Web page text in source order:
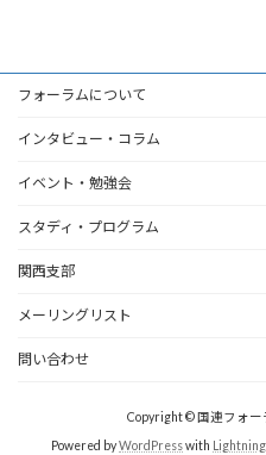
フォーラムについて
インタビュー・コラム
イベント・勉強会
スタディ・プログラム
関西支部
メーリングリスト
問い合わせ
Copyright © 国連フォー
Powered byWordPresswith